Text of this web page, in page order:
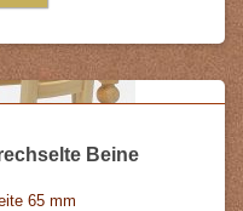
Beine
65 mm